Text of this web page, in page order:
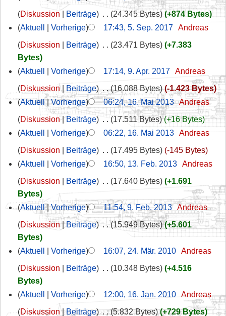
Diskussion
Beiträge 24.345 Bytes
+874 Bytes
Aktuell
Vorherige 17:43, 5. Sep. 2017‎ Andreas
Diskussion
Beiträge 23.471 Bytes
+7.383
Bytes
Aktuell
Vorherige 17:14, 9. Apr. 2017‎ Andreas
Diskussion
Beiträge ‎ 16.088 Bytes
-1.423 Bytes
Aktuell
Vorherige 06:24, 16. Mai 2013‎ Andreas
Diskussion
Beiträge 17.511 Bytes
+16 Bytes
Aktuell
Vorherige 06:22, 16. Mai 2013‎ Andreas
Diskussion
Beiträge 17.495 Bytes
-145 Bytes
Aktuell
Vorherige 16:50, 13. Feb. 2013‎ Andreas
Diskussion
Beiträge 17.640 Bytes
+1.691
Bytes
Aktuell
Vorherige 11:54, 9. Feb. 2013‎ Andreas
Diskussion
Beiträge ‎ 15.949 Bytes
+5.601
Bytes
Aktuell
Vorherige 16:07, 24. Mär. 2010‎ Andreas
Diskussion
Beiträge 10.348 Bytes
+4.516
Bytes
Aktuell
Vorherige 12:00, 16. Jan. 2010‎ Andreas
Diskussion
Beiträge ‎ 5.832 Bytes
+729 Bytes